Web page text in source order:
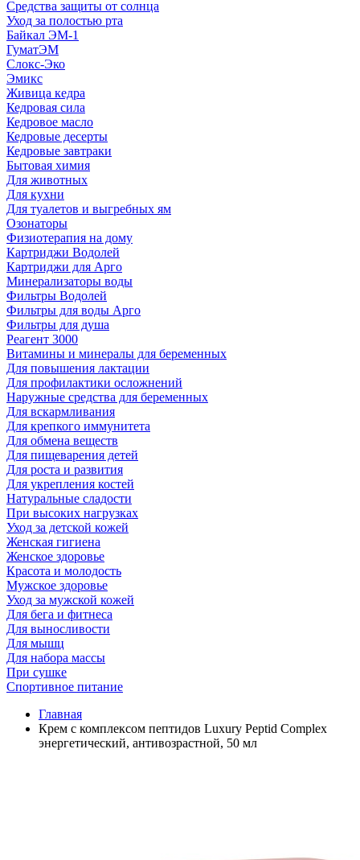
Средства защиты от солнца
Уход за полостью рта
Байкал ЭМ-1
ГуматЭМ
Слокс-Эко
Эмикс
Живица кедра
Кедровая сила
Кедровое масло
Кедровые десерты
Кедровые завтраки
Бытовая химия
Для животных
Для кухни
Для туалетов и выгребных ям
Озонаторы
Физиотерапия на дому
Картриджи Водолей
Картриджи для Арго
Минерализаторы воды
Фильтры Водолей
Фильтры для воды Арго
Фильтры для душа
Реагент 3000
Витамины и минералы для беременных
Для повышения лактации
Для профилактики осложнений
Наружные средства для беременных
Для вскармливания
Для крепкого иммунитета
Для обмена веществ
Для пищеварения детей
Для роста и развития
Для укрепления костей
Натуральные сладости
При высоких нагрузках
Уход за детской кожей
Женская гигиена
Женское здоровье
Красота и молодость
Мужское здоровье
Уход за мужской кожей
Для бега и фитнеса
Для выносливости
Для мышц
Для набора массы
При сушке
Спортивное питание
Главная
Крем с комплексом пептидов Luxury Peptid Complex
энергетический, антивозрастной, 50 мл